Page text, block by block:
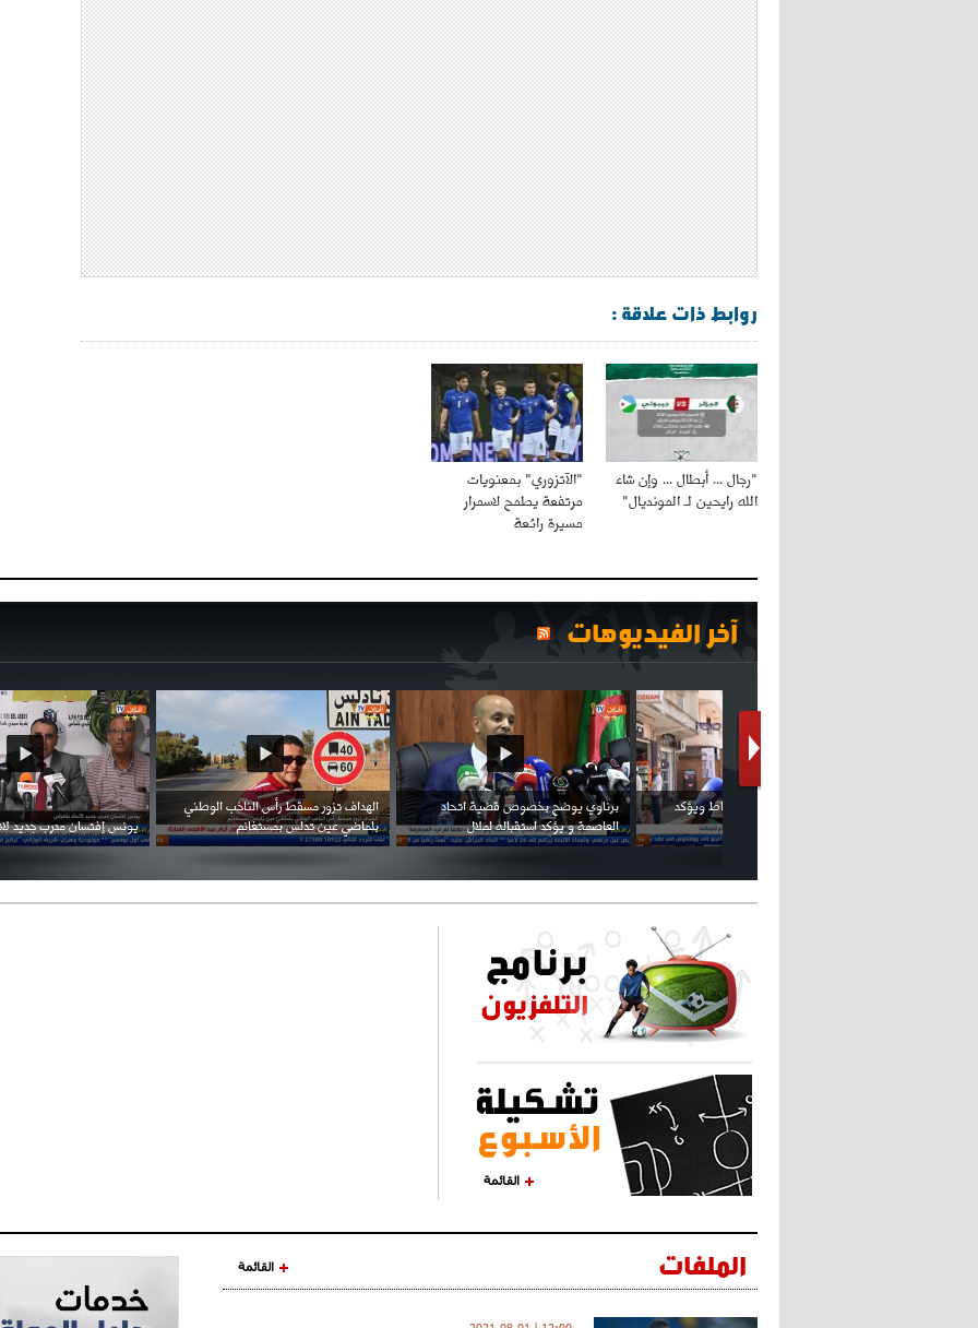
روابط ذات علاقة :
"رجال ... أبطال ... وإن شاء
الله رايحين لـ المونديال"
"الآتزوري" بمعنويات
مرتفعة يطمح لاسمرار
مسيرة رائعة
آخر الفيديوهات
كريستيانو كاد يصاب على مستوى كتفه
بسبب سيلفي
بن زيمة ... كرم كروي قابله لإنتقام عرقي .
احتفال السفارة السعودية في الجزائر بالعيد
الوطني للمملكة
القائمة
الملفات القائمة